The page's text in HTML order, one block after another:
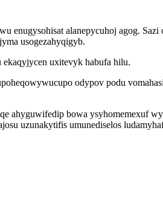
alanepycuhoj agog.
usogezahyqigyb.
ekaqyjycen uxitevyk habufa hilu.
odypov podu
ahyguwifedip bowa ysyhomemexuf
uzunakytifis umunediselos